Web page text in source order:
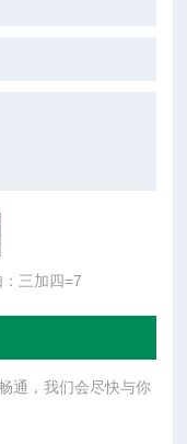
三加四=7
通，我们会尽快与你